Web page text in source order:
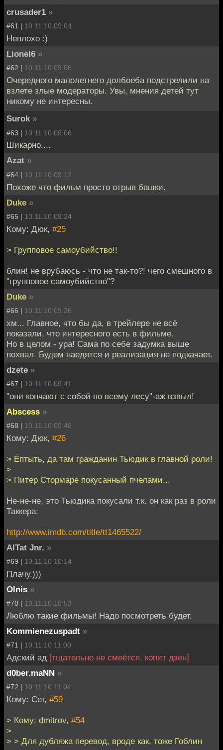
crusader1 »
#61 | 10.11.10 09:04
Неплохо :)
Lionel6 »
#62 | 10.11.10 09:06
Очередного малолетнего долбоеба подстрелили на
взлете злые модераторы. Увы, мнения детей тут
никому не интересны.
Surok »
#63 | 10.11.10 09:06
Шикарно....
Azat »
#64 | 10.11.10 09:12
Похоже что фильм просто отрыв башки.
Duke »
#65 | 10.11.10 09:24
Кому: Дюк, #25
> Групповое самоубийство!!
блин! не врубаюсь - что не так-то?! чего смешного в
"групповое самоубийство"?
Duke »
#66 | 10.11.10 09:26
хм... Главное, что бы да, в трейлере не всё
показали, что интересного есть в фильме.
Но в целом - ура! Сама по себе задумка выше
похвал. Будем наедятся и реализация не подкачает.
dzete »
#67 | 10.11.10 09:41
"они кончают с собой по всему лесу"-аж взвыл!
Abscess »
#68 | 10.11.10 09:48
Кому: Дюк, #26
> Ёптыть, да там гражданин Тьюдик в главной роли!
>
> Питер Стормаре покусанный пчелами...
Не-не-не, это Тьюдика покусали т.к. он как раз в роли
Таккера:
http://www.imdb.com/title/tt1465522/
AlTat Jnr. »
#69 | 10.11.10 10:14
Плачу.)))
Olnis »
#70 | 10.11.10 10:53
Люблю такие фильмы! Надо посмотреть будет.
Kommienezuspadt »
#71 | 10.11.10 11:00
Адский ад [тщательно не смеётся, копит дзен]
d0ber.maNN »
#72 | 10.11.10 11:04
Кому: Сет, #59
> Кому: dmitrov, #54
>
> > Для дубляжа перевод, вроде как, тоже Гоблин